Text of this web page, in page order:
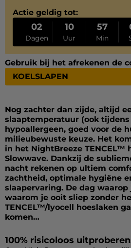
Actie geldig tot:
02
Dagen
10
Uur
56
Min
Gebruik bij het afrekenen de
KOELSLAPEN
Nog zachter dan zijde, altijd
slaaptemperatuur (ook
hypoallergeen, goed voor de
milieubewuste keuze. Het
in het NightBreeze TENCEL™
Slowwave. Dankzij de
nacht rekenen op ultiem
zachtheid, optimale hygiëne
slaapervaring. De dag
waarom je ooit sliep zonder
TENCEL™/lyocell hoeslaken
komen…
100% risicoloos